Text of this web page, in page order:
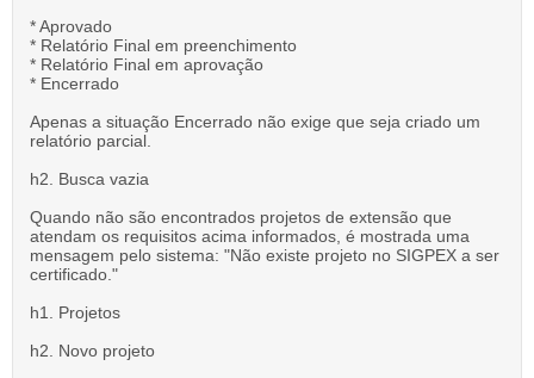
* Aprovado
* Relatório Final em preenchimento
* Relatório Final em aprovação
* Encerrado
Apenas a situação Encerrado não exige que seja criado um
relatório parcial.
h2. Busca vazia
Quando não são encontrados projetos de extensão que
atendam os requisitos acima informados, é mostrada uma
mensagem pelo sistema: "Não existe projeto no SIGPEX a ser
certificado."
h1. Projetos
h2. Novo projeto